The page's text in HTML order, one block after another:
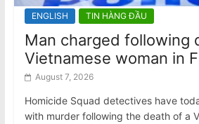
ENGLISH TIN HÀNG ĐẦU
Man charged following
Vietnamese woman in
August 7, 2026
Homicide Squad detectives have
with murder following the death of a